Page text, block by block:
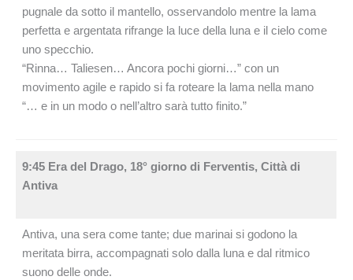
pugnale da sotto il mantello, osservandolo mentre la lama
perfetta e argentata rifrange la luce della luna e il cielo come
uno specchio.
“Rinna… Taliesen… Ancora pochi giorni…” con un
movimento agile e rapido si fa roteare la lama nella mano
“… e in un modo o nell’altro sarà tutto finito.”
9:45 Era del Drago, 18° giorno di Ferventis, Città di
Antiva
Antiva, una sera come tante; due marinai si godono la
meritata birra, accompagnati solo dalla luna e dal ritmico
suono delle onde.